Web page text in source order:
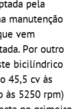
pela
manutenção
vem
Por outro
bicilíndrico
45,5 cv às
às 5250 rpm)